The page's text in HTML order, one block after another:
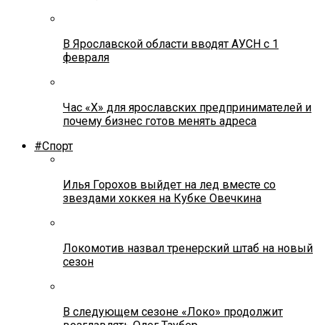
В Ярославской области вводят АУСН с 1
февраля
Час «Х» для ярославских предпринимателей и
почему бизнес готов менять адреса
#Спорт
Илья Горохов выйдет на лед вместе со
звездами хоккея на Кубке Овечкина
Локомотив назвал тренерский штаб на новый
сезон
В следующем сезоне «Локо» продолжит